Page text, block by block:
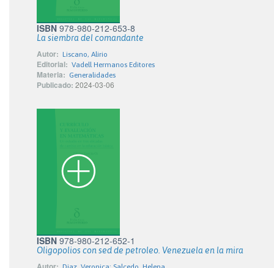
ISBN 978-980-212-653-8
La siembra del comandante
Autor: Liscano, Alirio
Editorial: Vadell Hermanos Editores
Materia: Generalidades
Publicado: 2024-03-06
ISBN 978-980-212-652-1
Oligopolios con sed de petroleo. Venezuela en la mira